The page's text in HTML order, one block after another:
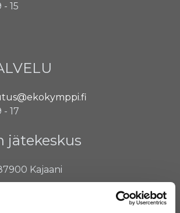
15
17
jätekeskus
Kajaani
ti - pe 8 - 16